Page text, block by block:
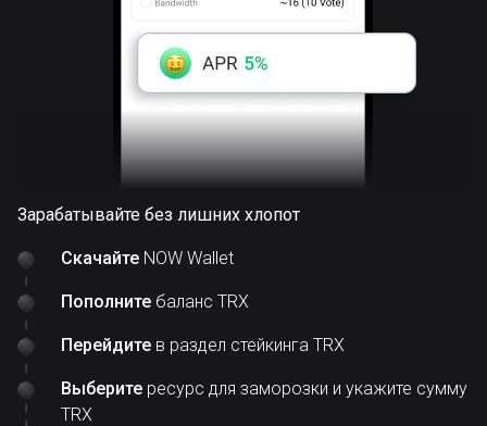
Зарабатывайте без лишних хлопот
Скачайте NOW Wallet
Пополните баланс TRX
Перейдите в раздел стейкинга TRX
Выберите ресурс для заморозки и укажите сумму
TRX